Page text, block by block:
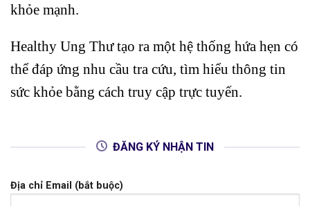
khỏe mạnh.
Healthy Ung Thư tạo ra một hệ thống hứa hẹn có
thể đáp ứng nhu cầu tra cứu, tìm hiểu thông tin
sức khỏe bằng cách truy cập trực tuyến.
ĐĂNG KÝ NHẬN TIN
Địa chỉ Email (bắt buộc)